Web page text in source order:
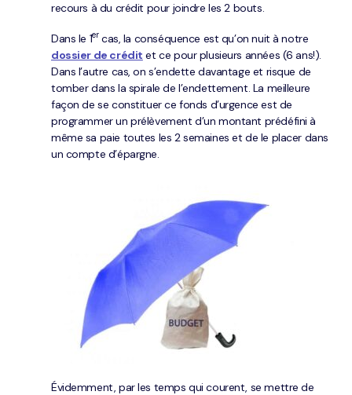
recours à du crédit pour joindre les 2 bouts.
Dans le 1ercas, la conséquence est qu’on nuit à notre
dossier de crédit et ce pour plusieurs années (6 ans!).
Dans l’autre cas, on s’endette davantage et risque de
tomber dans la spirale de l’endettement. La meilleure
façon de se constituer ce fonds d’urgence est de
programmer un prélèvement d’un montant prédéfini à
même sa paie toutes les 2 semaines et de le placer dans
un compte d’épargne.
Évidemment, par les temps qui courent, se mettre de